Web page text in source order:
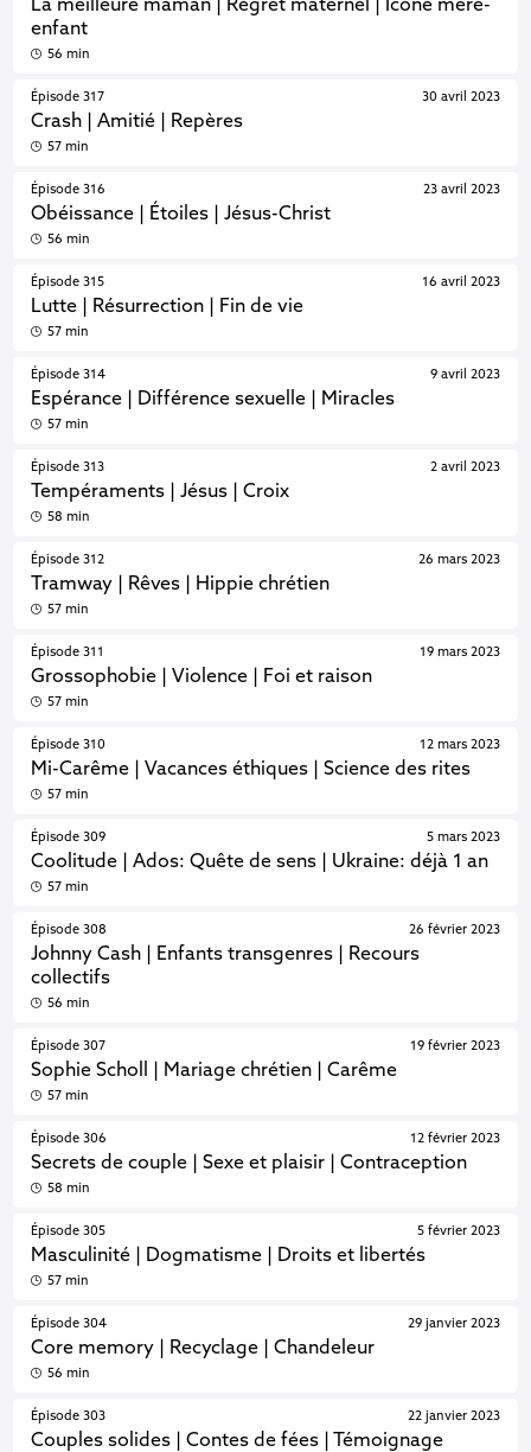
La meilleure maman | Regret maternel | Icône mère-
enfant
56 min
Épisode 317
Crash | Amitié | Repères
30 avril 2023
57 min
Épisode 316
Obéissance | Étoiles | Jésus-Christ
23 avril 2023
56 min
Épisode 315
Lutte | Résurrection | Fin de vie
16 avril 2023
57 min
Épisode 314
Espérance | Différence sexuelle | Miracles
9 avril 2023
57 min
Épisode 313
Tempéraments | Jésus | Croix
2 avril 2023
58 min
Épisode 312
Tramway | Rêves | Hippie chrétien
26 mars 2023
57 min
Épisode 311
Grossophobie | Violence | Foi et raison
19 mars 2023
57 min
Épisode 310
Mi-Carême | Vacances éthiques | Science des rites
12 mars 2023
57 min
Épisode 309
Coolitude | Ados: Quête de sens | Ukraine: déjà 1 an
5 mars 2023
57 min
Épisode 308
Johnny Cash | Enfants transgenres | Recours
collectifs
26 février 2023
56 min
Épisode 307
Sophie Scholl | Mariage chrétien | Carême
19 février 2023
57 min
Épisode 306
Secrets de couple | Sexe et plaisir | Contraception
12 février 2023
58 min
Épisode 305
Masculinité | Dogmatisme | Droits et libertés
5 février 2023
57 min
Épisode 304
Core memory | Recyclage | Chandeleur
29 janvier 2023
56 min
Épisode 303
Couples solides | Contes de fées | Témoignage
22 janvier 2023